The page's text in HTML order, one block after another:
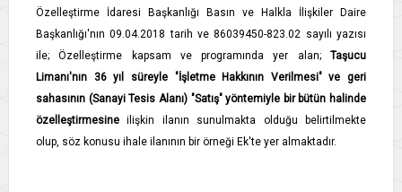
Özelleştirme İdaresi Başkanlığı Basın ve Halkla İlişkiler Daire
Başkanlığı'nın 09.04.2018 tarih ve 86039450-823.02 sayılı yazısı
ile; Özelleştirme kapsam ve programında yer alan; Taşucu
Limanı'nın 36 yıl süreyle "İşletme Hakkının Verilmesi" ve geri
sahasının (Sanayi Tesis Alanı) "Satış" yöntemiyle bir bütün halinde
özelleştirmesine ilişkin ilanın sunulmakta olduğu belirtilmekte
olup, söz konusu ihale ilanının bir örneği Ek'te yer almaktadır.